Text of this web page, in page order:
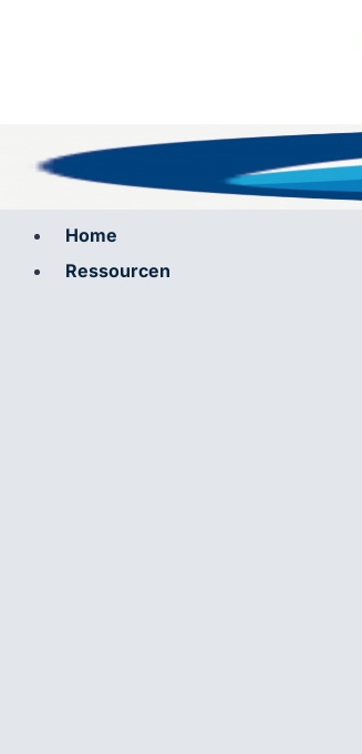
Home
Ressourcen